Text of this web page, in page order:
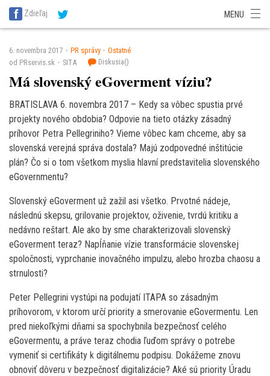
SITA Energetika
SITA Potravinárstvo
Zdieľaj MENU
6. novembra 2017 PR správy
Ostatné
od PRservis.sk
SITA Diskusia()
Má slovenský eGoverment víziu?
BRATISLAVA 6. novembra 2017 – Kedy sa vôbec spustia prvé
projekty nového obdobia? Odpovie na tieto otázky zásadný
príhovor Petra Pellegriniho? Vieme vôbec kam chceme, aby sa
slovenská verejná správa dostala? Majú zodpovedné inštitúcie
plán? Čo si o tom všetkom myslia hlavní predstavitelia slovenského
eGovernmentu?
Slovenský eGoverment už zažil asi všetko. Prvotné nádeje,
následnú skepsu, grilovanie projektov, oživenie, tvrdú kritiku a
nedávno reštart. Ale ako by sme charakterizovali slovenský
eGoverment teraz? Napĺňanie vízie transformácie slovenskej
spoločnosti, vyprchanie inovačného impulzu, alebo hrozba chaosu a
strnulosti?
Peter Pellegrini vystúpi na podujatí ITAPA so zásadným
príhovorom, v ktorom určí priority a smerovanie eGovermentu. Len
pred niekoľkými dňami sa spochybnila bezpečnosť celého
eGovermentu, a práve teraz chodia ľuďom správy o potrebe
vymeniť si certifikáty k digitálnemu podpisu. Dokážeme znovu
obnoviť dôveru v bezpečnosť digitalizácie? Aké sú priority Úradu